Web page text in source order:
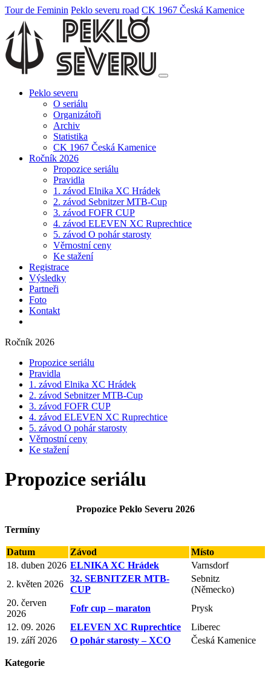
Tour de Feminin Peklo severu road CK 1967 Česká Kamenice
Peklo severu
O seriálu
Organizátoři
Archiv
Statistika
CK 1967 Česká Kamenice
Ročník 2026
Propozice seriálu
Pravidla
1. závod Elnika XC Hrádek
2. závod Sebnitzer MTB-Cup
3. závod FOFR CUP
4. závod ELEVEN XC Ruprechtice
5. závod O pohár starosty
Věrnostní ceny
Ke stažení
Registrace
Výsledky
Partneři
Foto
Kontakt
Ročník 2026
Propozice seriálu
Pravidla
1. závod Elnika XC Hrádek
2. závod Sebnitzer MTB-Cup
3. závod FOFR CUP
4. závod ELEVEN XC Ruprechtice
5. závod O pohár starosty
Věrnostní ceny
Ke stažení
Propozice seriálu
Propozice Peklo Severu 2026
Termíny
Datum Závod
Místo
18. duben 2026 ELNIKA XC Hrádek
Varnsdorf
2. květen 2026
32. SEBNITZER MTB-
CUP
Sebnitz
(Německo)
20. červen
2026
Fofr cup – maraton
Prysk
12. 09. 2026
ELEVEN XC Ruprechtice
Liberec
19. září 2026
O pohár starosty – XCO Česká Kamenice
Kategorie